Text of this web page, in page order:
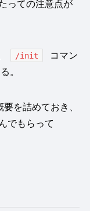
っての注意点が
/init
コマン
。
を詰めておき、
でもらって